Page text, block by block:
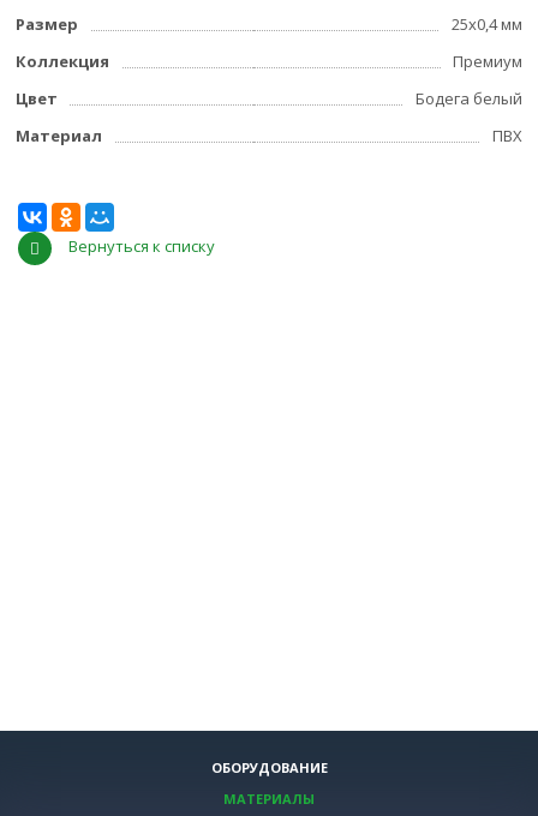
Размер
25x0,4 мм
Коллекция
Премиум
Цвет
Бодега белый
Материал
ПВХ
Вернуться к списку
ОБОРУДОВАНИЕ
МАТЕРИАЛЫ